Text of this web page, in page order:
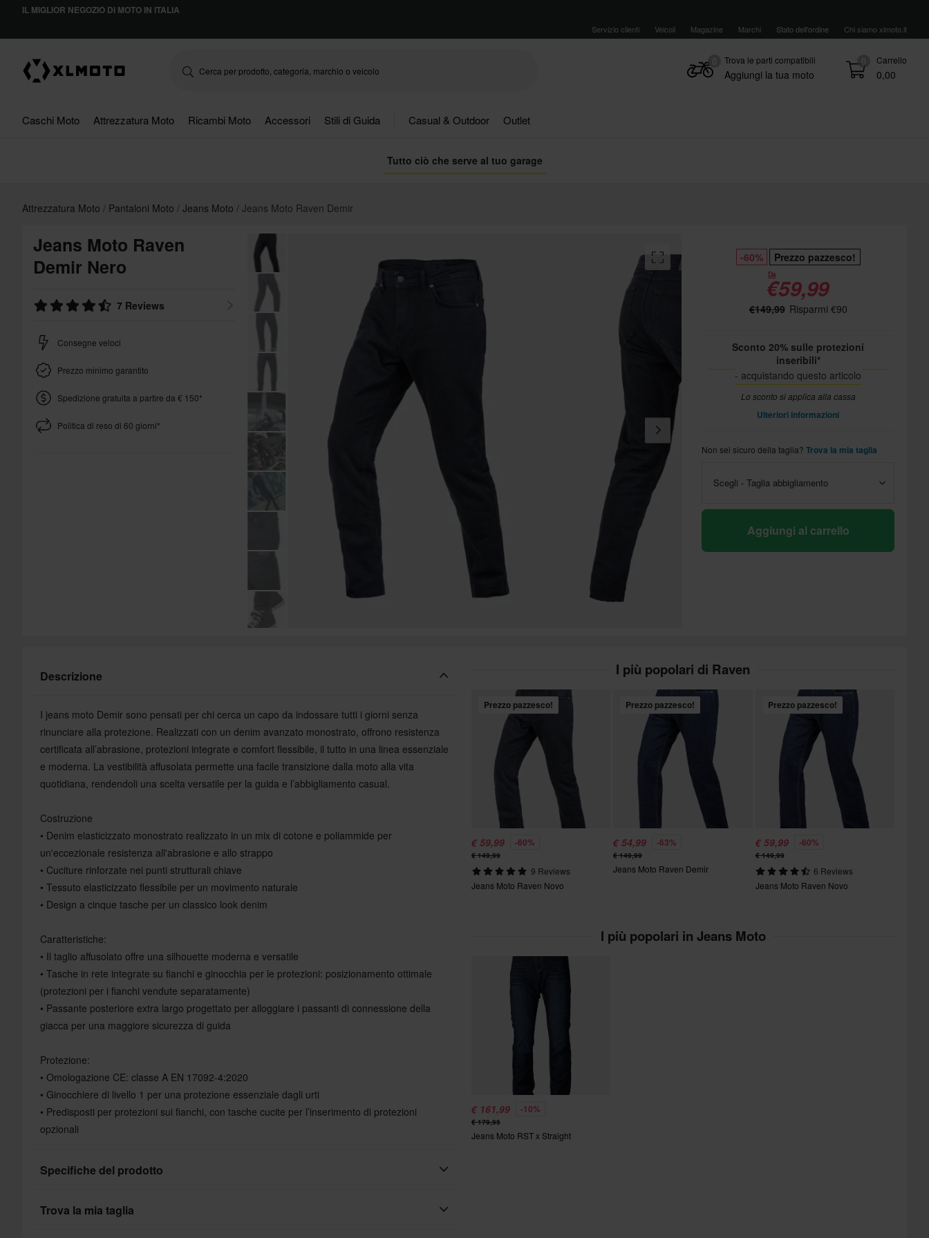
IL MIGLIOR NEGOZIO DI MOTO IN ITALIA
Servizio clienti Veicoli Magazine Marchi Stato dell'ordine Chi siamo xlmoto.it
0 Carrello
0,00
Trova le parti compatibili
Aggiungi la tua moto
Caschi Moto Attrezzatura Moto Ricambi Moto Accessori Stili di Guida Casual & Outdoor Outlet
Tutto ciò che serve al tuo garage
Attrezzatura Moto Pantaloni Moto Jeans Moto Jeans Moto Raven Demir
Jeans Moto Raven
Demir Nero
7 Reviews
Consegne veloci
Prezzo minimo garantito
Spedizione gratuita a partire da € 150*
Politica di reso di 60 giorni*
-60% Prezzo pazzesco!
Da
€59,99
€149,99 Risparmi €90
Sconto 20% sulle protezioni
inseribili*
- acquistando questo articolo
Lo sconto si applica alla cassa
Ulteriori informazioni
Non sei sicuro della taglia? Trova la mia taglia
Scegli - Taglia abbigliamento
Aggiungi al carrello
Descrizione
I jeans moto Demir sono pensati per chi cerca un capo da indossare tutti i giorni senza
rinunciare alla protezione. Realizzati con un denim avanzato monostrato, offrono resistenza
certificata all’abrasione, protezioni integrate e comfort flessibile, il tutto in una linea essenziale
e moderna. La vestibilità affusolata permette una facile transizione dalla moto alla vita
quotidiana, rendendoli una scelta versatile per la guida e l’abbigliamento casual.
Costruzione
• Denim elasticizzato monostrato realizzato in un mix di cotone e poliammide per
un'eccezionale resistenza all'abrasione e allo strappo
• Cuciture rinforzate nei punti strutturali chiave
• Tessuto elasticizzato flessibile per un movimento naturale
• Design a cinque tasche per un classico look denim
Caratteristiche:
• Il taglio affusolato offre una silhouette moderna e versatile
• Tasche in rete integrate su fianchi e ginocchia per le protezioni: posizionamento ottimale
(protezioni per i fianchi vendute separatamente)
• Passante posteriore extra largo progettato per alloggiare i passanti di connessione della
giacca per una maggiore sicurezza di guida
Protezione:
• Omologazione CE: classe A EN 17092-4:2020
• Ginocchiere di livello 1 per una protezione essenziale dagli urti
• Predisposti per protezioni sui fianchi, con tasche cucite per l’inserimento di protezioni
opzionali
Specifiche del prodotto
Genere prodotto
Trova la mia taglia
I più popolari di Raven
Prezzo pazzesco!
€ 59,99 -60%
€ 149,99
9 Reviews
Jeans Moto Raven Novo
Prezzo pazzesco!
€ 54,99 -63%
€ 149,99
Jeans Moto Raven Demir
Prezzo pazzesco!
€ 59,99 -60%
€ 149,99
6 Reviews
Jeans Moto Raven Novo
I più popolari in Jeans Moto
€ 161,99 -10%
€ 179,95
Jeans Moto RST x Straight